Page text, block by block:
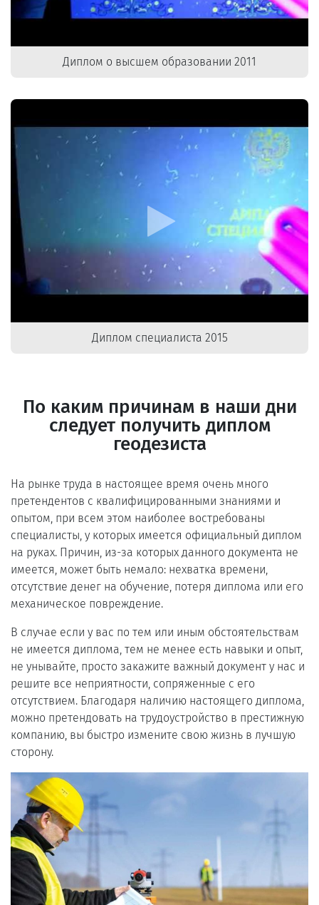
Диплом о высшем образовании 2011
Диплом специалиста 2015
По каким причинам в наши дни
следует получить диплом
геодезиста
На рынке труда в настоящее время очень много
претендентов с квалифицированными знаниями и
опытом, при всем этом наиболее востребованы
специалисты, у которых имеется официальный диплом
на руках. Причин, из-за которых данного документа не
имеется, может быть немало: нехватка времени,
отсутствие денег на обучение, потеря диплома или его
механическое повреждение.
В случае если у вас по тем или иным обстоятельствам
не имеется диплома, тем не менее есть навыки и опыт,
не унывайте, просто закажите важный документ у нас и
решите все неприятности, сопряженные с его
отсутствием. Благодаря наличию настоящего диплома,
можно претендовать на трудоустройство в престижную
компанию, вы быстро измените свою жизнь в лучшую
сторону.